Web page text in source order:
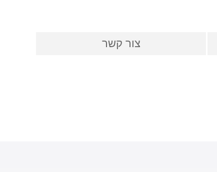
צור קשר